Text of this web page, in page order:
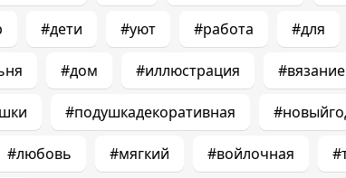
#дети #уют #работа #для
#дом #иллюстрация #вязание
#подушкадекоративная
#любовь #мягкий #войлочная